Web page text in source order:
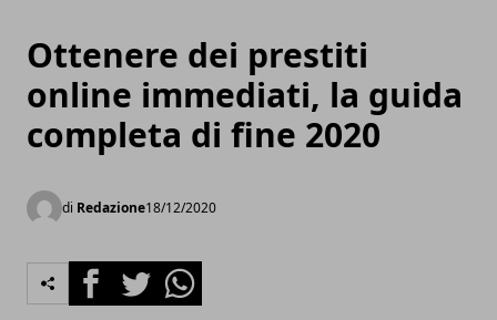
Ottenere dei prestiti
online immediati, la guida
completa di fine 2020
di Redazione18/12/2020
FacebookTwitterWhatsapp